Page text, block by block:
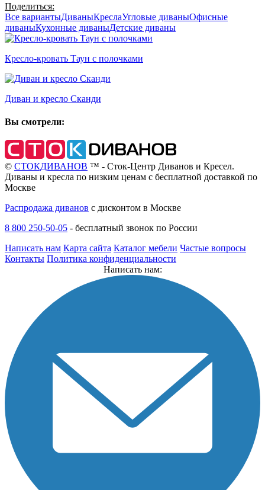
Поделиться:
Все вариантыДиваныКреслаУгловые диваныОфисные
диваныКухонные диваныДетские диваны
Кресло-кровать Таун с полочками
Диван и кресло Сканди
Вы смотрели:
© СТОКДИВАНОВ ™ - Сток-Центр Диванов и Кресел.
Диваны и кресла по низким ценам с бесплатной доставкой по
Москве
Распродажа диванов с дисконтом в Москве
8 800 250-50-05 - бесплатный звонок по России
Написать нам Карта сайта Каталог мебели Частые вопросы
Контакты Политика конфиденциальности
Написать нам: